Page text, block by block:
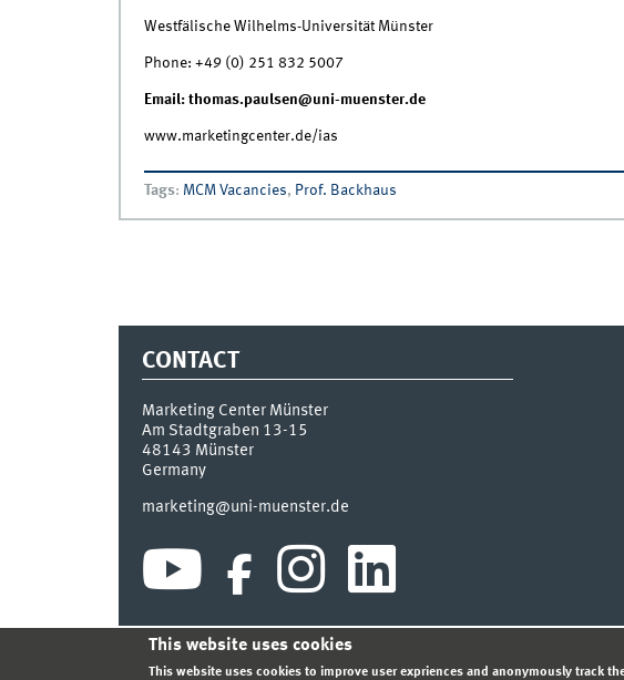
Westfälische Wilhelms-Universität Münster
Phone: +49 (0) 251 832 5007
Email: thomas.paulsen@uni-muenster.de
www.marketingcenter.de/ias
Tags: MCM Vacancies, Prof. Backhaus
CONTACT
Marketing Center Münster
Am Stadtgraben 13-15
48143 Münster
Germany
marketing@uni-muenster.de
INDEX SITEMAP LOGIN LEGAL NOTICE
This website uses cookies
This website uses cookies to improve user expriences and anonymously track